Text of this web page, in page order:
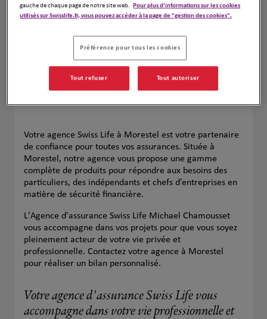
Votre agence Swiss Life à Morestel est votre partenaire
de confiance pour toutes vos assurances. Située à
Morestel, notre agence vous propose une gamme
complète de produits pour répondre aux besoins des
particuliers, des indépendants et chefs d’entreprises en
matière de sécurité financière.
L'Agence d'assurance Swiss Life Michael Chamousset
vous accompagne dans vos projets pour que vous soyez
pleinement acteur de votre vie privée et
professionnelle. Contactez votre agence à Morestel
pour réaliser un bilan personnalisé.
Votre agence d'assurance Swiss Life vous
accompagne dans votre vie professionnelle et
gauche de chaque page de notre site web. Pour plus d'informations sur les cookies
utilisés sur Swisslife.fr, vous pouvez accéder à la page de "gestion des cookies".
Préférence pour tous les cookies
Tout refuser Tout autoriser